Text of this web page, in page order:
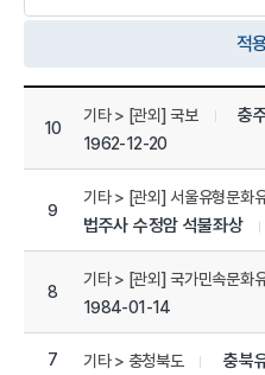
적
상세정보 관리목록
10
기타 > [관외] 국보 충
1962-12-20
9
기타 > [관외] 서울유형문화
법주사 수정암 석불좌상
8
기타 > [관외] 국가민속문화
1984-01-14
7 기타 > 충청북도 충북